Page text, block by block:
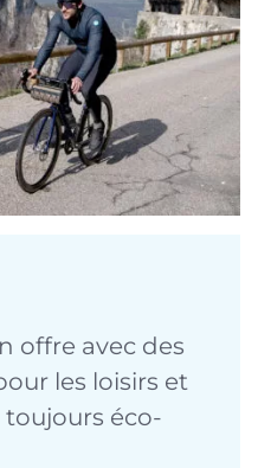
offre avec des
les loisirs et
éco-